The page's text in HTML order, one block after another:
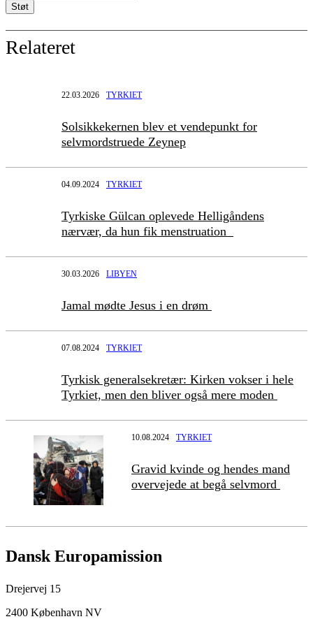
Relateret
22.03.2026 TYRKIET
Solsikkekernen blev et vendepunkt for
selvmordstruede Zeynep
04.09.2024 TYRKIET
Tyrkiske Gülcan oplevede Helligåndens
nærvær, da hun fik menstruation
30.03.2026 LIBYEN
Jamal mødte Jesus i en drøm
07.08.2024 TYRKIET
Tyrkisk generalsekretær: Kirken vokser i hele
Tyrkiet, men den bliver også mere moden
10.08.2024 TYRKIET
Gravid kvinde og hendes mand
overvejede at begå selvmord
Dansk Europamission
Drejervej 15
2400 København NV